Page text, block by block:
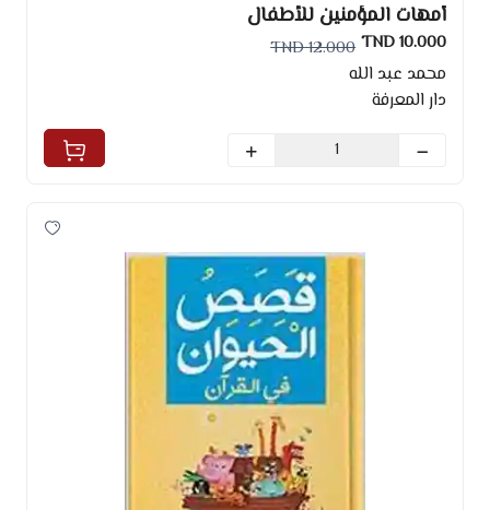
أمهات المؤمنين للأطفال
10.000 TND
12.000 TND
محمد عبد الله
دار المعرفة